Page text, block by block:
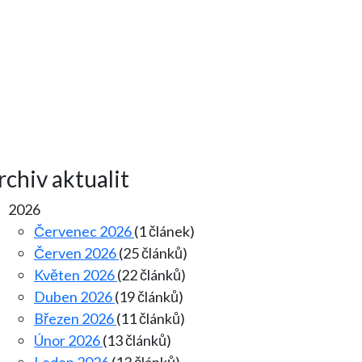
aktualit
2026
Červenec 2026(1 článek)
Červen 2026(25 článků)
Květen 2026(22 článků)
Duben 2026(19 článků)
Březen 2026(11 článků)
Únor 2026(13 článků)